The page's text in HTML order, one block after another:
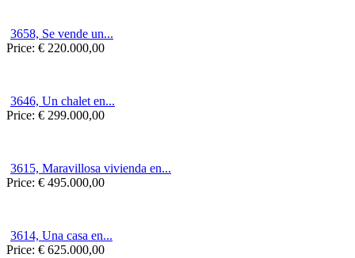
3658, Se vende un...
Price: € 220.000,00
3646, Un chalet en...
Price: € 299.000,00
3615, Maravillosa vivienda en...
Price: € 495.000,00
3614, Una casa en...
Price: € 625.000,00